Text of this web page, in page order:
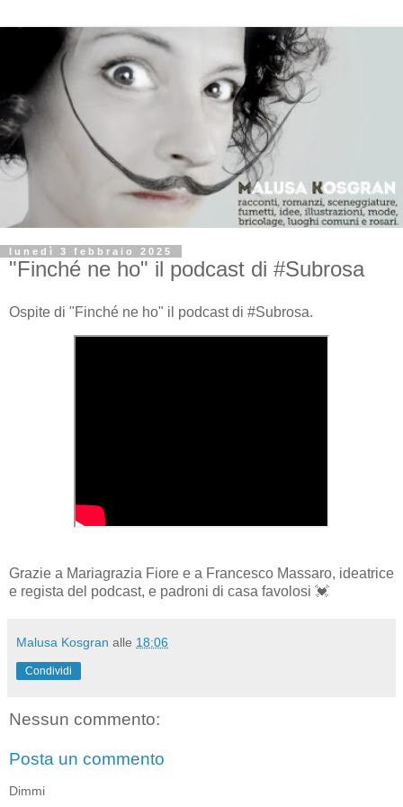
lunedì 3 febbraio 2025
"Finché ne ho" il podcast di #Subrosa
Ospite di "Finché ne ho" il podcast di #Subrosa.
Grazie a Mariagrazia Fiore e a Francesco Massaro, ideatrice
e regista del podcast, e padroni di casa favolosi 💓
Malusa Kosgran alle 18:06
Condividi
Nessun commento:
Posta un commento
Dimmi